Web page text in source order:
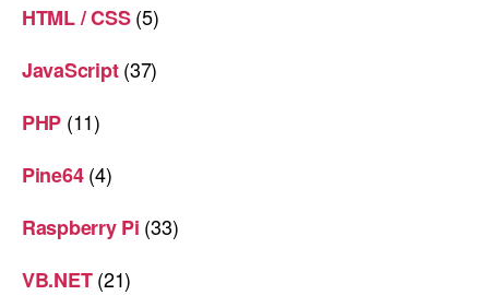
HTML / CSS(5)
JavaScript(37)
PHP (11)
Pine64(4)
Raspberry Pi (33)
VB.NET(21)